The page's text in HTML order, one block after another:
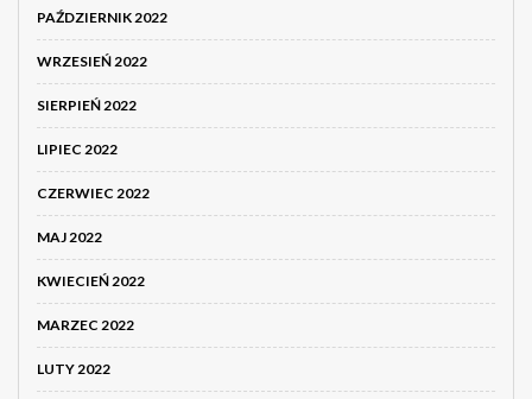
PAŹDZIERNIK 2022
WRZESIEŃ 2022
SIERPIEŃ 2022
LIPIEC 2022
CZERWIEC 2022
MAJ 2022
KWIECIEŃ 2022
MARZEC 2022
LUTY 2022